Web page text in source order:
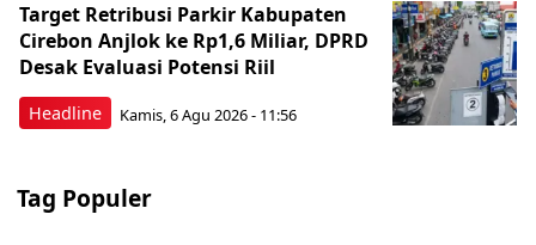
Headline
Target Retribusi Parkir Kabupaten
Cirebon Anjlok ke Rp1,6 Miliar, DPRD
Desak Evaluasi Potensi Riil
Kamis, 6 Agu 2026 - 11:56
Tag Populer